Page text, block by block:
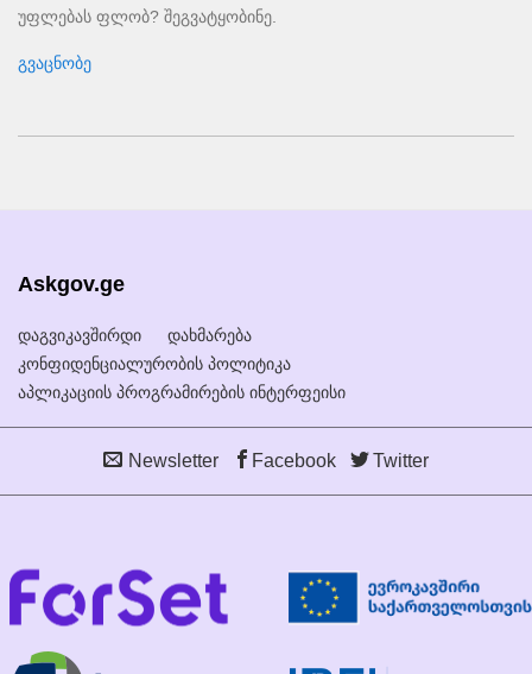
უფლებას ფლობ? შეგვატყობინე.
გვაცნობე
Askgov.ge
დაგვიკავშირდი
დახმარება
კონფიდენციალურობის პოლიტიკა
აპლიკაციის პროგრამირების ინტერფეისი
Newsletter Facebook Twitter